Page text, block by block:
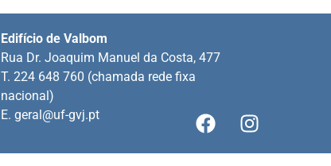
Edifício de Valbom
Rua Dr. Joaquim Manuel da Costa, 477
T. 224 648 760 (chamada rede fixa
nacional)
E.geral@uf-gvj.pt